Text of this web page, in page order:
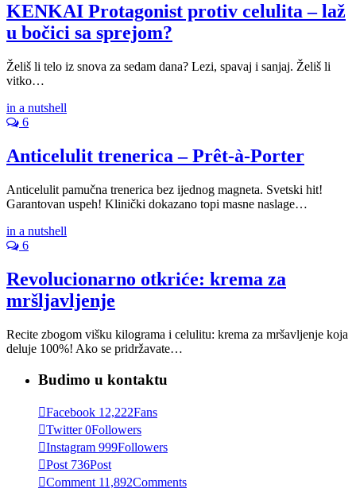
KENKAI Protagonist protiv celulita – laž
u bočici sa sprejom?
Želiš li telo iz snova za sedam dana? Lezi, spavaj i sanjaj. Želiš li
vitko…
in a nutshell
6
Anticelulit trenerica – Prêt-à-Porter
Anticelulit pamučna trenerica bez ijednog magneta. Svetski hit!
Garantovan uspeh! Klinički dokazano topi masne naslage…
in a nutshell
6
Revolucionarno otkriće: krema za
mršljavljenje
Recite zbogom višku kilograma i celulitu: krema za mršavljenje koja
deluje 100%! Ako se pridržavate…
Budimo u kontaktu
Facebook 12,222Fans
Twitter 0Followers
Instagram 999Followers
Post 736Post
Comment 11,892Comments